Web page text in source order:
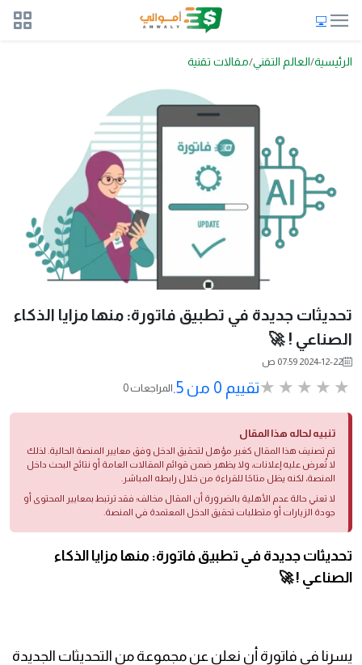
الرئيسية العالم التقني مقالات تقنية
تحديثات جديدة في تطبيق فاتورة: منها مزايا الذكاء
الصناعي ! 🚀
2024-12-22 07:59 ص
تقييم 0 من 5. 0 المراجعات
تنبيه لحاله هذا المقال
تم تصنيف هذا المقال كغير مؤهل لتحقيق الدخل وفق معايير المنصة الحالية. لذلك
لا تُعرض عليه إعلانات، ولا يظهر ضمن قوائم المقالات العامة أو نتائج البحث داخل
المنصة، لكنه يظل متاحًا للقراءة من خلال رابطه المباشر.
لا تعني حالة عدم الأهلية بالضرورة أن المقال مخالف؛ فقد ترتبط بمعايير المحتوى أو
جودة الزيارات أو متطلبات تحقيق الدخل المعتمدة في المنصة.
تحديثات جديدة في تطبيق فاتورة: منها مزايا الذكاء
الصناعي ! 🚀
يسرنا في فاتورة أن نعلن عن مجموعة من التحديثات الجديدة